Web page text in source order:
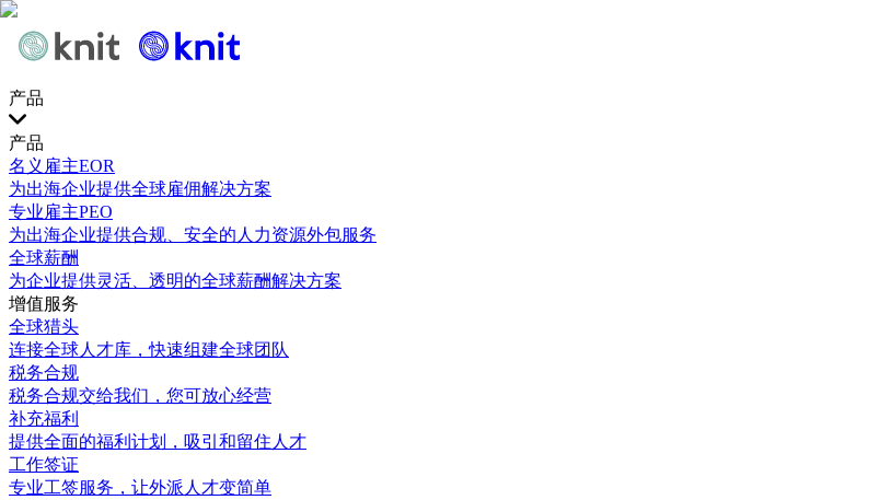
产品
产品
名义雇主EOR
为出海企业提供全球雇佣解决方案
专业雇主PEO
为出海企业提供合规、安全的人力资源外包服务
全球薪酬
为企业提供灵活、透明的全球薪酬解决方案
增值服务
全球猎头
连接全球人才库，快速组建全球团队
税务合规
税务合规交给我们，您可放心经营
补充福利
提供全面的福利计划，吸引和留住人才
工作签证
专业工签服务，让外派人才变简单